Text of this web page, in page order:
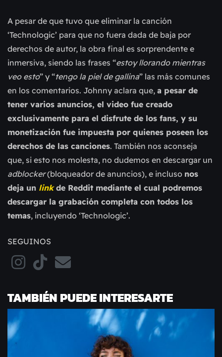
A pesar de que tuvo que eliminar la canción
‘Technologic’ para que no fuera dada de baja por
derechos de autor, la obra final es sorprendente e
inmersiva, siendo las frases “estoy llorando mientras
veo esto” y “tengo la piel de gallina” las más comunes
en los comentarios. Johnny aclara que, a pesar de
tener varios anuncios, el video fue creado
exclusivamente para el disfrute de los fans, y su
monetización fue impuesta por quienes poseen los
derechos de las canciones. También nos aconseja
que, si esto nos molesta, no dudemos en descargar un
adblocker(bloqueador de anuncios), e incluso nos
deja un linkde Reddit mediante el cual podremos
descargar la grabación completa con todos los
temas, incluyendo ‘Technologic’.
SEGUINOS
TAMBIÉN PUEDE INTERESARTE